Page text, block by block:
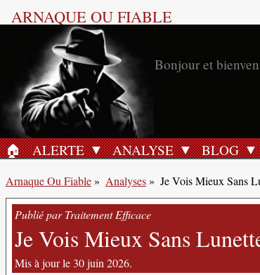
ARNAQUE OU FIABLE
Bonjour et
ACCUEIL
🏠︎ ALERTE ANALYSE BLOG
Arnaque Ou Fiable» Analyses» Je Vois Mieux Sans
Publié par Traitement Efficace
Je Vois Mieux Sans
Mis à jour le 30 juin 2026.